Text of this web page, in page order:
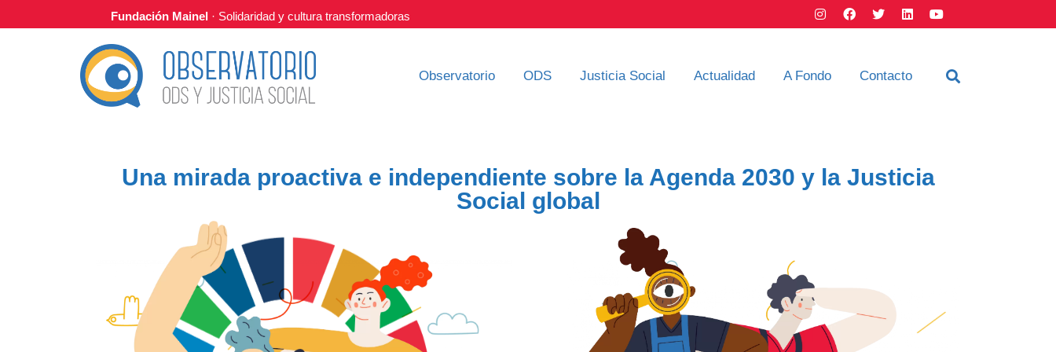
Fundación Mainel · Solidaridad y cultura transformadoras
Observatorio ODS Justicia Social Actualidad A Fondo Contacto
Una mirada proactiva e independiente sobre la Agenda 2030 y la Justicia
Social global